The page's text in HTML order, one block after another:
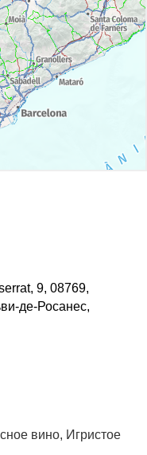
9, 08769,
де-Росанес,
вино, Игристое